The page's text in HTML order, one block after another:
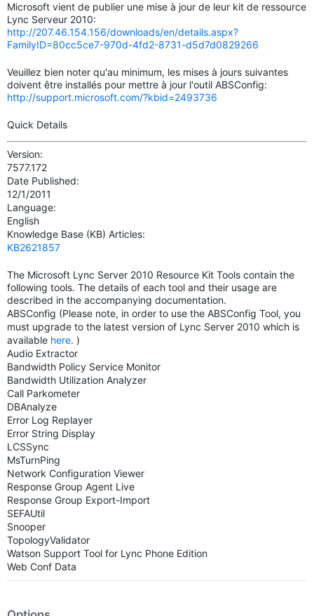
Microsoft vient de publier une mise à jour de leur kit de ressource
Lync Serveur 2010:
http://207.46.154.156/downloads/en/details.aspx?
FamilyID=80cc5ce7-970d-4fd2-8731-d5d7d0829266
Veuillez bien noter qu'au minimum, les mises à jours suivantes
doivent être installés pour mettre à jour l'outil ABSConfig:
http://support.microsoft.com/?kbid=2493736
Quick Details
Version:
7577.172
Date Published:
12/1/2011
Language:
English
Knowledge Base (KB) Articles:
KB2621857
The Microsoft Lync Server 2010 Resource Kit Tools contain the
following tools. The details of each tool and their usage are
described in the accompanying documentation.
ABSConfig (Please note, in order to use the ABSConfig Tool, you
must upgrade to the latest version of Lync Server 2010 which is
available here. )
Audio Extractor
Bandwidth Policy Service Monitor
Bandwidth Utilization Analyzer
Call Parkometer
DBAnalyze
Error Log Replayer
Error String Display
LCSSync
MsTurnPing
Network Configuration Viewer
Response Group Agent Live
Response Group Export-Import
SEFAUtil
Snooper
TopologyValidator
Watson Support Tool for Lync Phone Edition
Web Conf Data